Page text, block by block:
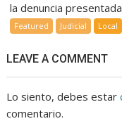
la denuncia
Featured Judicial Local
LEAVE A COMMENT
Lo siento, debes estar
comentario.